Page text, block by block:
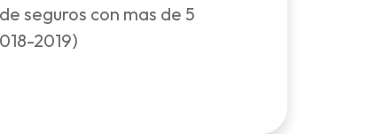
seguros con mas de 5
2019)